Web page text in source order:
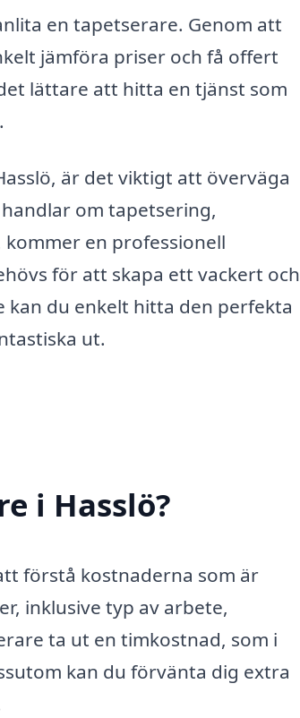
en tapetserare. Genom att
jämföra priser och få offert
lättare att hitta en tjänst som
är det viktigt att överväga
om tapetsering,
en professionell
för att skapa ett vackert och
du enkelt hitta den perfekta
ut.
i Hasslö?
förstå kostnaderna som är
inklusive typ av arbete,
ta ut en timkostnad, som i
kan du förvänta dig extra